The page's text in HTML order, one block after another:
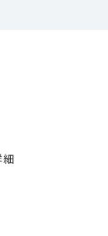
細